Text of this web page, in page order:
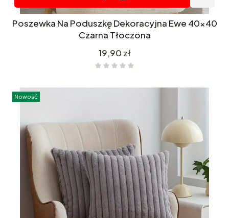
Poszewka Na Poduszkę Dekoracyjna Ewe 40x40
Czarna Tłoczona
Cena
19,90 zł
Nowość